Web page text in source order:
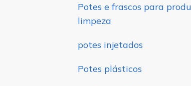
Potes e frascos para
limpeza
potes injetados
Potes plásticos